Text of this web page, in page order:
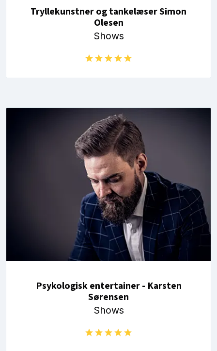
Tryllekunstner og tankelæser Simon
Olesen
Shows
Psykologisk entertainer - Karsten
Sørensen
Shows